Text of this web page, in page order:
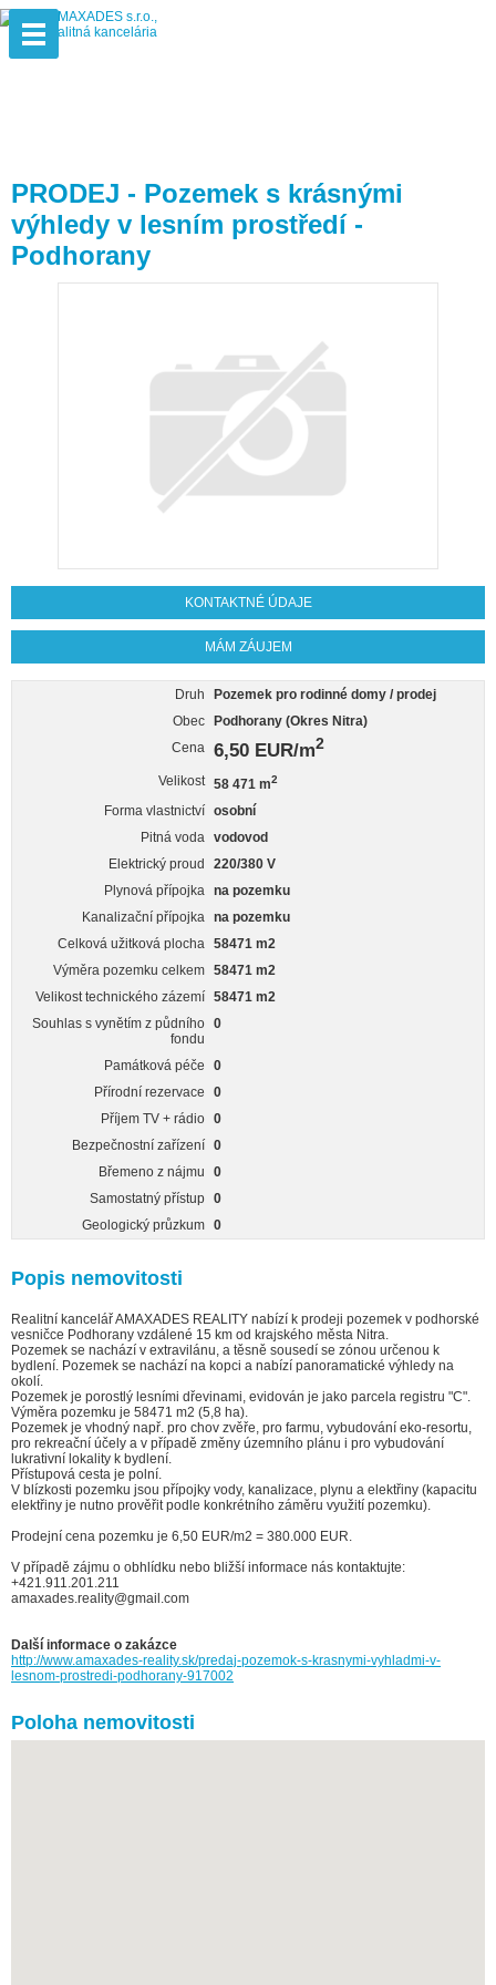
PRODEJ - Pozemek s krásnými
výhledy v lesním prostředí -
Podhorany
KONTAKTNÉ ÚDAJE
MÁM ZÁUJEM
Druh
Pozemek pro rodinné domy / prodej
Obec Podhorany (Okres Nitra)
Cena
6,50 EUR/m2
Velikost 58 471 m2
Forma vlastnictví osobní
Pitná voda
vodovod
Elektrický proud
220/380 V
Plynová přípojka
na pozemku
Kanalizační přípojka
na pozemku
Celková užitková plocha
58471 m2
Výměra pozemku celkem 58471 m2
Velikost technického zázemí 58471 m2
Souhlas s vynětím z půdního
fondu
0
Památková péče
0
Přírodní rezervace
0
Příjem TV + rádio 0
Bezpečnostní zařízení 0
Břemeno z nájmu
0
Samostatný přístup 0
Geologický průzkum 0
Popis nemovitosti
Realitní kancelář AMAXADES REALITY nabízí k prodeji pozemek v podhorské
vesničce Podhorany vzdálené 15 km od krajského města Nitra.
Pozemek se nachází v extravilánu, a těsně sousedí se zónou určenou k
bydlení. Pozemek se nachází na kopci a nabízí panoramatické výhledy na
okolí.
Pozemek je porostlý lesními dřevinami, evidován je jako parcela registru "C".
Výměra pozemku je 58471 m2 (5,8 ha).
Pozemek je vhodný např. pro chov zvěře, pro farmu, vybudování eko-resortu,
pro rekreační účely a v případě změny územního plánu i pro vybudování
lukrativní lokality k bydlení.
Přístupová cesta je polní.
V blízkosti pozemku jsou přípojky vody, kanalizace, plynu a elektřiny (kapacitu
elektřiny je nutno prověřit podle konkrétního záměru využití pozemku).
Prodejní cena pozemku je 6,50 EUR/m2 = 380.000 EUR.
V případě zájmu o obhlídku nebo bližší informace nás kontaktujte:
+421.911.201.211
amaxades.reality@gmail.com
Další informace o zakázce
http://www.amaxades-reality.sk/predaj-pozemok-s-krasnymi-vyhladmi-v-
lesnom-prostredi-podhorany-917002
Poloha nemovitosti